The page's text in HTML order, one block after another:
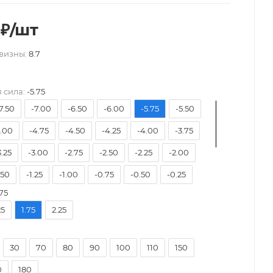
₽/шт
8.7
сила: -5.75
-7.00 -6.50 -6.00 -5.75 -5.50
-4.75 -4.50 -4.25 -4.00 -3.75
-3.00 -2.75 -2.50 -2.25 -2.00
-1.25 -1.00 -0.75 -0.50 -0.25
+2.25 +2.50
+4.00
1.75 2.25
30 70 80 90 100 110 150
180